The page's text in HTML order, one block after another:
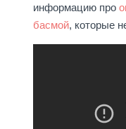
информацию про
басмой, которые